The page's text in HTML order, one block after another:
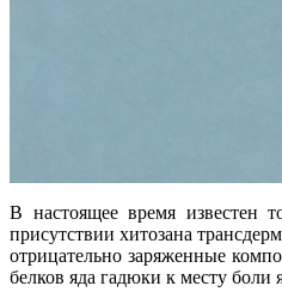
В настоящее время известен
присутствии хитозана
отрицательно заряженные
белков яда гадюки к месту боли